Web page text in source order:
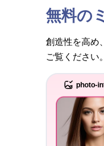
無料の
創造性を高め
ご覧ください
photo-